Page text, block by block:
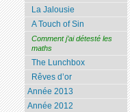
La Jalousie
A Touch of Sin
Comment j’ai détesté les
maths
The Lunchbox
Rêves d’or
Année 2013
Année 2012